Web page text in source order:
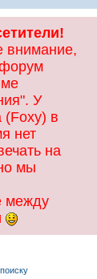
форум
У
(Foxy) в
нет
на
мы
между